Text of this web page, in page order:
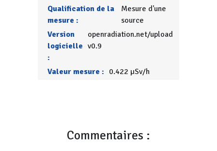
Qualification de la
mesure :
Mesure d'une
source
Version
logicielle
:
openradiation.net/upload
v0.9
Valeur mesure : 0.422 µSv/h
Commentaires :